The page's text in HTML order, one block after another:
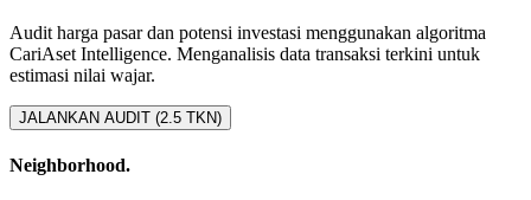
Audit harga pasar dan potensi investasi menggunakan algoritma
CariAset Intelligence. Menganalisis data transaksi terkini untuk
estimasi nilai wajar.
JALANKAN AUDIT (2.5 TKN)
Neighborhood.